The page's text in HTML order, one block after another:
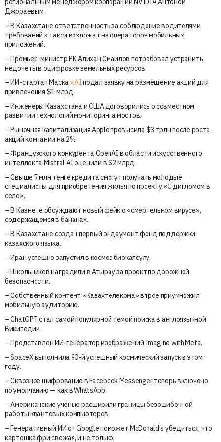
региональным менеджером корпорации NVIDIA Антоном
Джораевым.
– В Казахстане ответственность за соблюдение водителями
требований к такси возложат на операторов мобильных
приложений.
– Премьер-министр РК Алихан Смаилов потребовал устранить
недочеты в оцифровке земельных ресурсов.
– ИИ-стартап Маскаx.AIподал заявку на размещение акций для
привлечения $1 млрд.
– Инженеры Казахстана и США договорились о совместном
развитии технологий мониторинга мостов.
– Рыночная капитализация Apple превысила $3 трлн после роста
акций компании на 2%.
– Французского конкурента OpenAI в области искусственного
интеллекта Mistral AI оценили в $2 млрд.
– Свыше 7 млн тенге кредита смогут получать молодые
специалисты для приобретения жилья по проекту «С дипломом в
село».
– В Казнете обсуждают новый фейк о «смертельном вирусе»,
содержащемся в бананах.
– В Казахстане создан первый эндаумент фонд поддержки
казахского языка.
– Иран успешно запустил в космос биокапсулу.
– Школьников наградили в Атырау за проект по дорожной
безопасности.
– Собственный контент «Казахтелекома» втрое приумножил
мобильную аудиторию.
– ChatGPT стал самой популярной темой поиска в англоязычной
Википедии.
– Представлен ИИ-генератор изображений Imagine with Meta.
– SpaceX выполнила 90-й успешный космический запуск в этом
году.
– Cквозное шифрование в Facebook Messenger теперь включено
по умолчанию — как в WhatsApp.
– Американские учёные расширили границы безошибочной
работы квантовых компьютеров.
– Генеративный ИИ от Google поможет McDonald's убедиться, что
картошка фри свежая, и не только.